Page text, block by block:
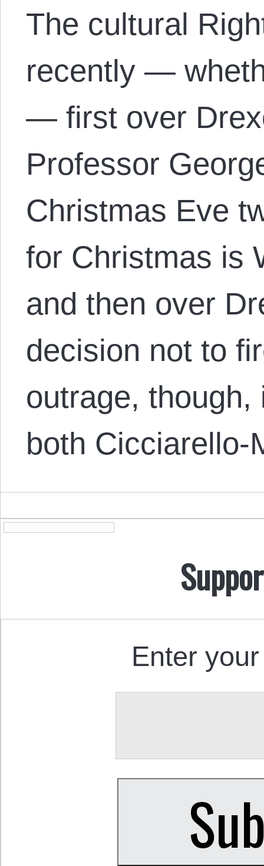
The cultural
recently —
— first over
Professor
Christmas Eve
for Christmas is
and then over
decision not to
outrage,
both
Enter